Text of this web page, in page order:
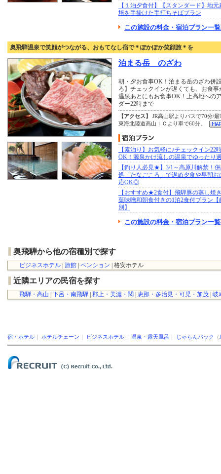
【１泊夕食付】【スタンダード】地
培を手掛けた手打ちそばプラン
この施設の料金・宿泊プラン一
奥飛騨温泉で笑顔がつながる、おもてなし宿で＊ぽかぽか笑顔旅＊を
泊まる岳 のざわ
朝・夕お食事OK！泊まる岳のざわ併
ろ】チェックインが遅くても、お食
温泉あとにもお食事OK！上高地への
ダー22時まで
【アクセス】
JR高山駅よりバスで70分/
東海北陸道高山ＩＣより車で60分。
【素泊り】お気軽に♪チェックイン22
OK！源泉かけ流しの温泉でゆったり
【釣り人必見★】3/1～高原川解禁！
処「たなごころ」で遅め夕食や早朝お
応OK◎
【おすすめ★2食付】飛騨豚の蒸し焼
葉味噌和朝食付きの1泊2食付プラン【
別】
この施設の料金・宿泊プラン一
奥飛騨から他の宿種別で探す
ビジネスホテル 旅館 ペンション | 格安ホテル
近隣エリアの民宿を探す
飛騨・高山 下呂・南飛騨 郡上・美濃・関 恵那・多治見・可児・加茂 岐
宿・ホテル ホテルチェーン ビジネスホテル 温泉・露天風呂 じゃらんパック （